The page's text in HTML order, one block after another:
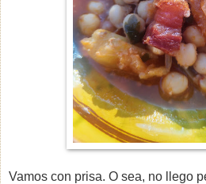
Vamos con prisa. O sea, no llego